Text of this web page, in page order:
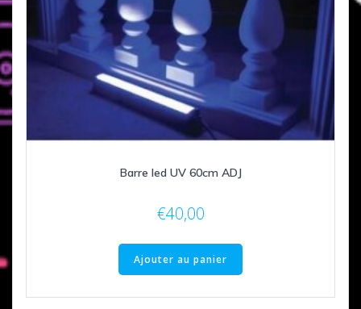
Barre led UV 60cm ADJ
€40,00
Ajouter au panier